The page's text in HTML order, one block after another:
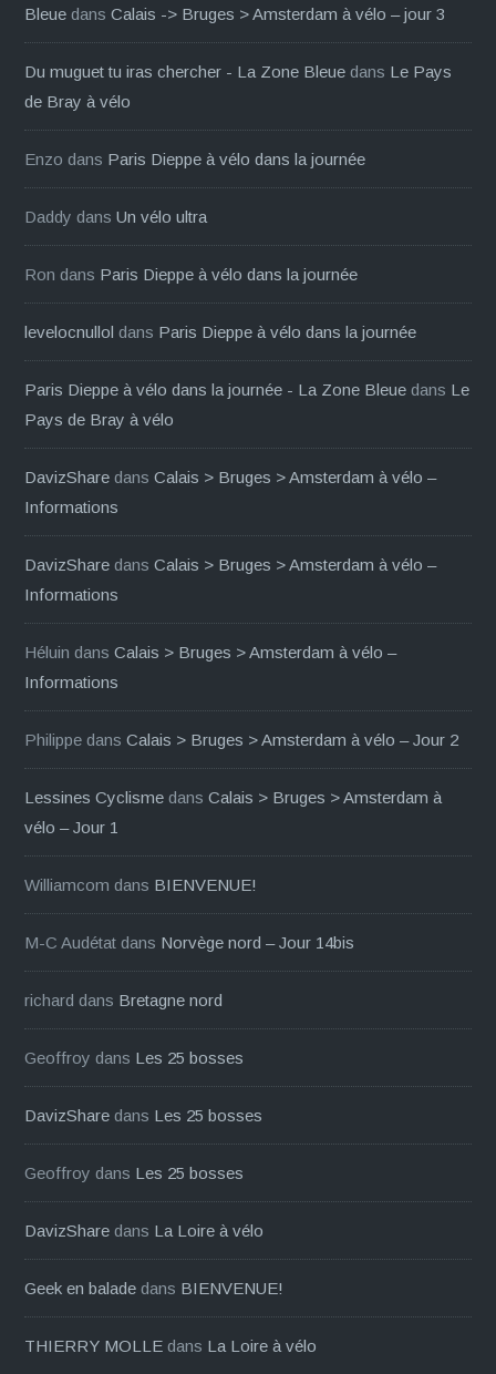
Bleue dansCalais -> Bruges > Amsterdam à vélo – jour 3
Du muguet tu iras chercher - La Zone Bleue dans Le Pays
de Bray à vélo
Enzo dans Paris Dieppe à vélo dans la journée
Daddy dansUn vélo ultra
Ron dans Paris Dieppe à vélo dans la journée
levelocnullol dans Paris Dieppe à vélo dans la journée
Paris Dieppe à vélo dans la journée - La Zone Bleue dans Le
Pays de Bray à vélo
DavizShare dansCalais > Bruges > Amsterdam à vélo –
Informations
DavizShare dansCalais > Bruges > Amsterdam à vélo –
Informations
Héluin dansCalais > Bruges > Amsterdam à vélo –
Informations
Philippe dansCalais > Bruges > Amsterdam à vélo – Jour 2
Lessines Cyclisme dansCalais > Bruges > Amsterdam à
vélo – Jour 1
Williamcom dans BIENVENUE!
M-C Audétat dans Norvège nord – Jour 14bis
richard dans Bretagne nord
Geoffroy dans Les 25 bosses
DavizShare dans Les 25 bosses
Geoffroy dans Les 25 bosses
DavizShare dans La Loire à vélo
Geek en balade dans BIENVENUE!
THIERRY MOLLE dans La Loire à vélo